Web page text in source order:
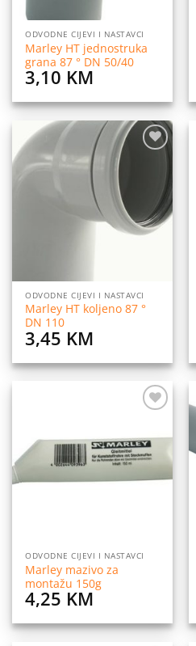
ODVODNE CIJEVI I NASTAVCI
Marley HT jednostruka
grana 87 ° DN 50/40
3,10 KM
želja
ODVODNE CIJEVI I NASTAVCI
Marley HT koljeno 87 °
DN 110
3,45 KM
listu
želja
ODVODNE CIJEVI I NASTAVCI
Marley mazivo za
montažu 150g
4,25 KM